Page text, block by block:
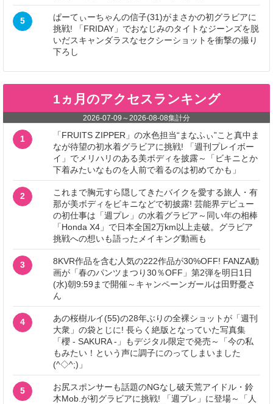
5
ぱーてぃーちゃんの信子(31)がまさかの初グラビアに
挑戦! 「FRIDAY」でおなじみのタイトなジーンズを脱
いだスキャンダラスなセクシーショットを衝撃の撮り
下ろし
1ヵ月のアクセスランキング
2026-07-09 ～ 2026-08-08集計分
1
「FRUITS ZIPPER」の水色担当“まなふぃ”こと真中ま
なが待望の初水着グラビアに挑戦! 「週刊プレイボー
イ」でメリハリのある美ボディを披露～「ビキニとか
下着みたいなものを人前で着るのは初めてかも」
2
これまで胸元すら隠してきたバイクを愛する旅人・有
那が美ボディをビキニなどで初披露! 芸能界デビュー
の初仕事は「週プレ」の水着グラビア～同い年の相棒
「Honda X4」で日本全国2万km以上走破。グラビア
挑戦への想いも語ったメイキング動画も
3
8KVR作品を含む人気の222作品が30%OFF! FANZA動
画が「春のパンツまつり30％OFF」第2弾を明日1日
(水)朝9:59まで開催～キャンペーンガールは田野憂さ
ん
4
あの桜樹ルイ(55)の28年ぶりの全裸ショットが「週刊
大衆」の袋とじに! 長らく絶版となっていた写真集
「櫻 - SAKURA -」もデジタル限定で発売～「今の私
もみたい！という声に調子にのってしまいました
(^◇^;)」
5
お尻スポンサーも話題のNGなし破天荒アイドル・鈴
木Mob.が初グラビアに挑戦! 「週プレ」に登場～「人